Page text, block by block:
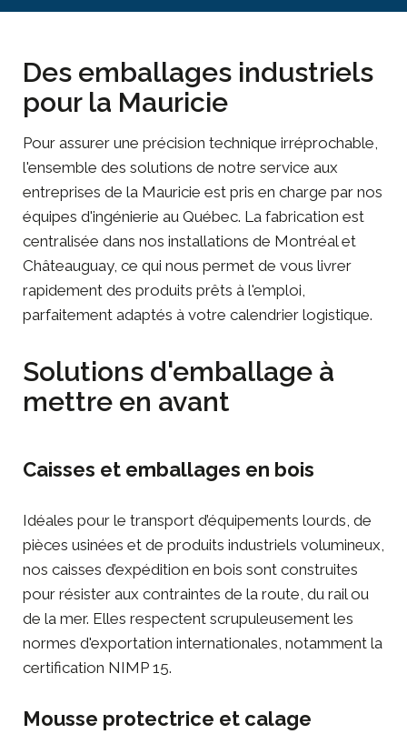
Des emballages industriels
pour la Mauricie
Pour assurer une précision technique irréprochable,
l'ensemble des solutions de notre service aux
entreprises de la Mauricie est pris en charge par nos
équipes d'ingénierie au Québec. La fabrication est
centralisée dans nos installations de Montréal et
Châteauguay, ce qui nous permet de vous livrer
rapidement des produits prêts à l'emploi,
parfaitement adaptés à votre calendrier logistique.
Solutions d'emballage à
mettre en avant
Caisses et emballages en bois
Idéales pour le transport d’équipements lourds, de
pièces usinées et de produits industriels volumineux,
nos caisses d’expédition en bois sont construites
pour résister aux contraintes de la route, du rail ou
de la mer. Elles respectent scrupuleusement les
normes d'exportation internationales, notamment la
certification NIMP 15.
Mousse protectrice et calage